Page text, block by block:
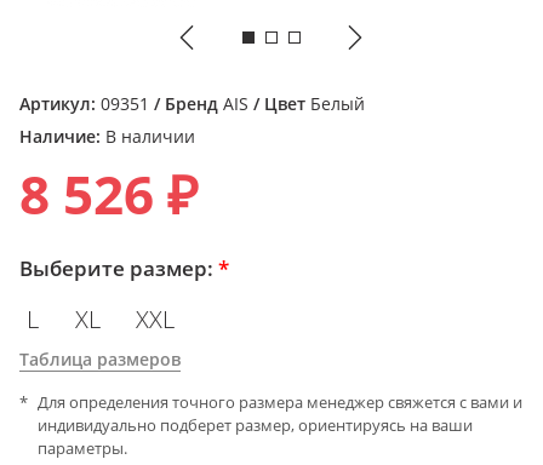
Артикул: 09351 / Бренд AIS / Цвет Белый
Наличие: В наличии
8 526 ₽
Выберите размер: *
L XL XXL
Таблица размеров
Для определения точного размера менеджер свяжется с вами и
индивидуально подберет размер, ориентируясь на ваши
параметры.